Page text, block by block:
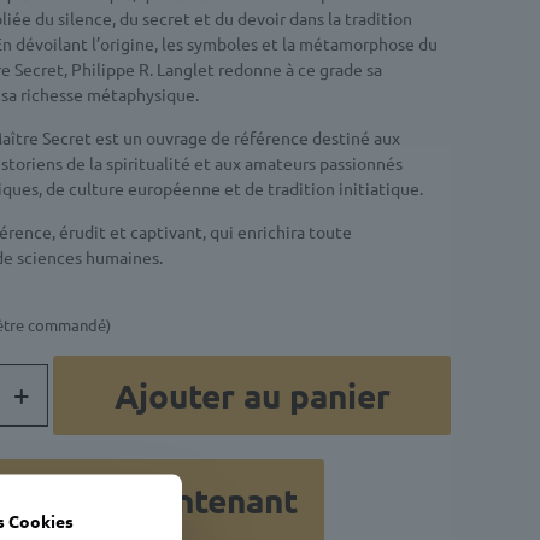
du silence, du secret et du devoir dans la tradition
dévoilant l’origine, les symboles et la métamorphose du
Secret, Philippe R. Langlet redonne à ce grade sa
richesse métaphysique.
Secret est un ouvrage de référence destiné aux
de la spiritualité et aux amateurs passionnés
de culture européenne et de tradition initiatique.
érudit et captivant, qui enrichira toute
sciences humaines.
commandé)
Ajouter au panier
maintenant
Cookies